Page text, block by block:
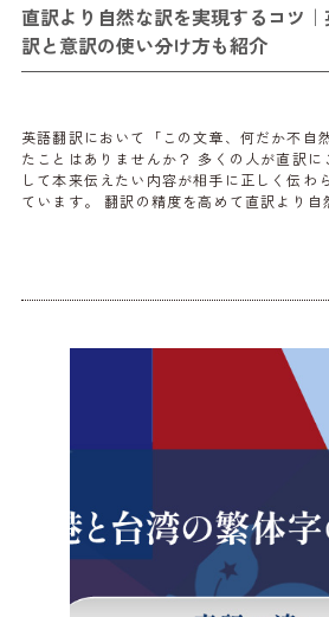
直訳より自然な訳を実現するコツ
訳と意訳の使い分け方も紹介
英語翻訳において「この文章、何だか不自
たことはありませんか？ 多くの人が直訳に
して本来伝えたい内容が相手に正しく伝わ
ています。 翻訳の精度を高めて直訳より自